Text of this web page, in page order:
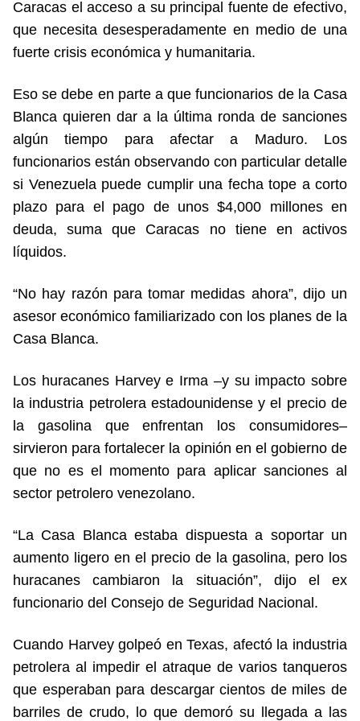
Caracas el acceso a su principal fuente de efectivo,
que necesita desesperadamente en medio de una
fuerte crisis económica y humanitaria.
Eso se debe en parte a que funcionarios de la Casa
Blanca quieren dar a la última ronda de sanciones
algún tiempo para afectar a Maduro. Los
funcionarios están observando con particular detalle
si Venezuela puede cumplir una fecha tope a corto
plazo para el pago de unos $4,000 millones en
deuda, suma que Caracas no tiene en activos
líquidos.
“No hay razón para tomar medidas ahora”, dijo un
asesor económico familiarizado con los planes de la
Casa Blanca.
Los huracanes Harvey e Irma –y su impacto sobre
la industria petrolera estadounidense y el precio de
la gasolina que enfrentan los consumidores–
sirvieron para fortalecer la opinión en el gobierno de
que no es el momento para aplicar sanciones al
sector petrolero venezolano.
“La Casa Blanca estaba dispuesta a soportar un
aumento ligero en el precio de la gasolina, pero los
huracanes cambiaron la situación”, dijo el ex
funcionario del Consejo de Seguridad Nacional.
Cuando Harvey golpeó en Texas, afectó la industria
petrolera al impedir el atraque de varios tanqueros
que esperaban para descargar cientos de miles de
barriles de crudo, lo que demoró su llegada a las